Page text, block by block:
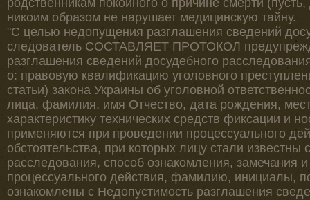
родственникам покойного о причине смерти
никоим образом не нарушает медицинскую тайну.
"С целью недопущения разглашения сведений
следователь СОСТАВЛЯЕТ ПРОТОКОЛ
разглашения сведений досудебного
о: правовую квалификацию уголовного
статьи) закона Украины об уголовной
лица, фамилия, имя Отчество, дата рождения,
характеристику технических средств фиксации и
применяются при проведении процессуального
обстоятельства, при которых лицу стали известны
расследования, способ ознакомления, замечания
процессуального действия, фамилию, инициалы,
ознакомлены с Недопустимость разглашения